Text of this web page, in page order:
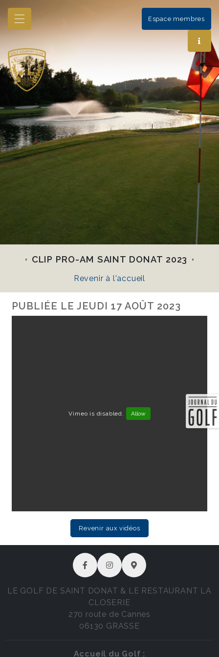
Espace membres
CLIP PRO-AM SAINT DONAT 2023
Revenir à l'accueil
PUBLIÉE LE JEUDI 17 AOÛT 2023
Vimeo is disabled. Allow
Revenir aux vidéos
LE GOLF DE SAINT DONAT & LE RESTAURANT LA
CLOSERIE
270 route de Cannes
06130 GRASSE
Accueil du Golf :